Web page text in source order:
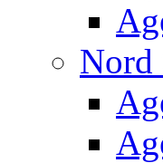
Nord